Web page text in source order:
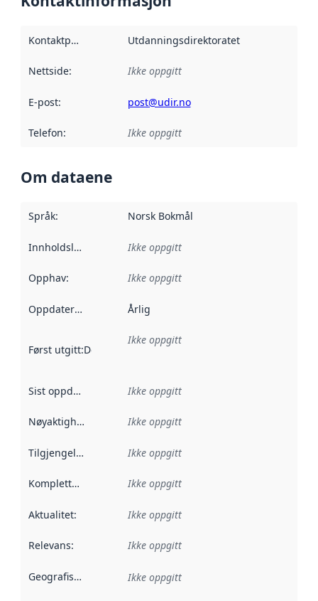
Kontaktpunkt Utdanningsdirektoratet
Nettside: Ikke oppgitt
E-post: post@udir.no
Telefon: Ikke oppgitt
Om dataene
Språk: Norsk Bokmål
Innholdsleverandører :
Ikke oppgitt
Opphav: Ikke oppgitt
Oppdateringsfrekvens :
Årlig
Først utgitt:Denne datoen sier når dataene i dette
Ikke oppgitt
Sist oppdatert Ikke oppgitt
Nøyaktighet Ikke oppgitt
Tilgjengelighet Ikke oppgitt
Kompletthet Ikke oppgitt
Aktualitet: Ikke oppgitt
Relevans: Ikke oppgitt
Geografisk avgrensning :
Ikke oppgitt